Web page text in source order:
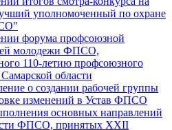
уполномоченный по охране
форума профсоюзной
молодежи ФПСО,
110-летию профсоюзного
области
о создании рабочей группы
изменений в Устав ФПСО
основных направлений
ФПСО, принятых XXII